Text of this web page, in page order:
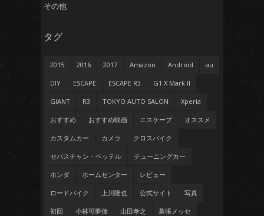
その他
タグ
2015 2016 2017 Amazon Android au
DIY ESCAPE ESCAPE R3 G1 X Mark II
GIANT R3 TOKYO AUTO SALON Xperia
おすすめ おすすめ映画 エスケープ オススメ
カスタムカー カメラ クロスバイク
セバスチャン・ベッテル チューニングカー
ホンダ ホームセンター レビュー
ロードバイク 上川隆也 公式サイト 写真
初回 小林可夢偉 山田孝之 幕張メッセ